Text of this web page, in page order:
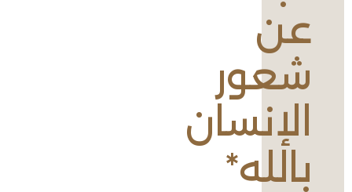
عن
شعور
الإنسان
بالله*